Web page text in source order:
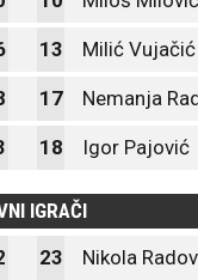
13 Milić Vujačić
17 Nemanja
18 Igor Pajović
IGRAČI
23 Nikola